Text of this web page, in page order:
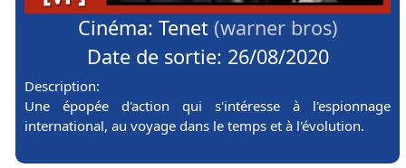
Cinéma: Tenet (warner bros)
Date de sortie: 26/08/2020
Description:
Une épopée d'action qui s'intéresse à l'espionnage
international, au voyage dans le temps et à l'évolution.